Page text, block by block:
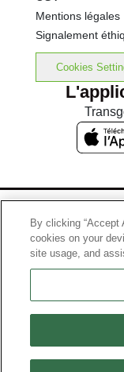
Mentions légales
Signalement
Cookies
Interdiction de
La preuve de majorité
By clicking “Accept
cookies on your
site usage, and